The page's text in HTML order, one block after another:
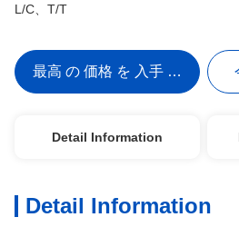
L/C、T/T
最高 の 価格 を 入手 する
Detail Information
Detail Information